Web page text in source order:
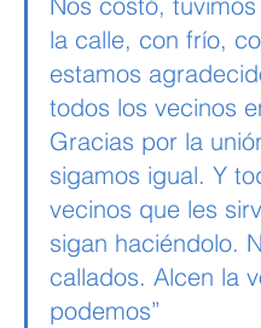
la calle, con frío,
estamos
todos los vecinos
Gracias por la
sigamos igual. Y
vecinos que les
sigan haciéndolo.
callados. Alcen la
podemos”